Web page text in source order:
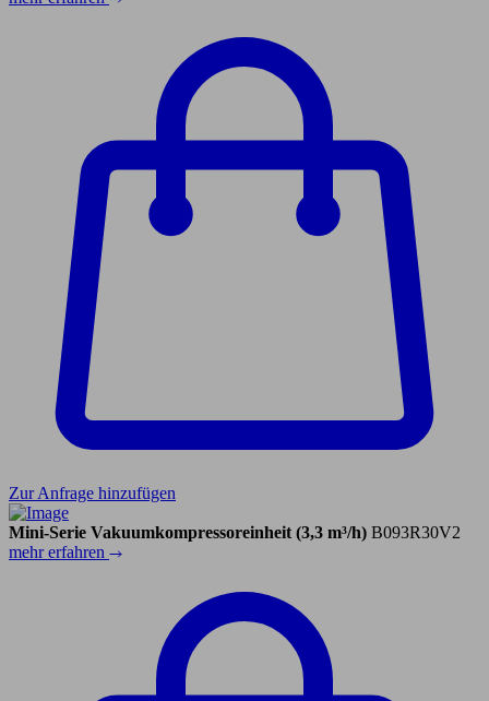
Zur Anfrage hinzufügen
Mini-Serie Vakuumkompressoreinheit (3,3 m³/h) B093R30V2
mehr erfahren